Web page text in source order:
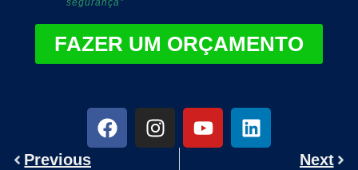
segurança”
FAZER UM ORÇAMENTO
Previous Next